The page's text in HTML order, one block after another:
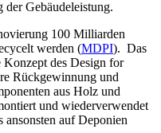
der Gebäudeleistung.
100 Milliarden
werden​ (MDPI). Das
Konzept des Design for
Rückgewinnung und
aus Holz und
und wiederverwendet
ansonsten auf Deponien